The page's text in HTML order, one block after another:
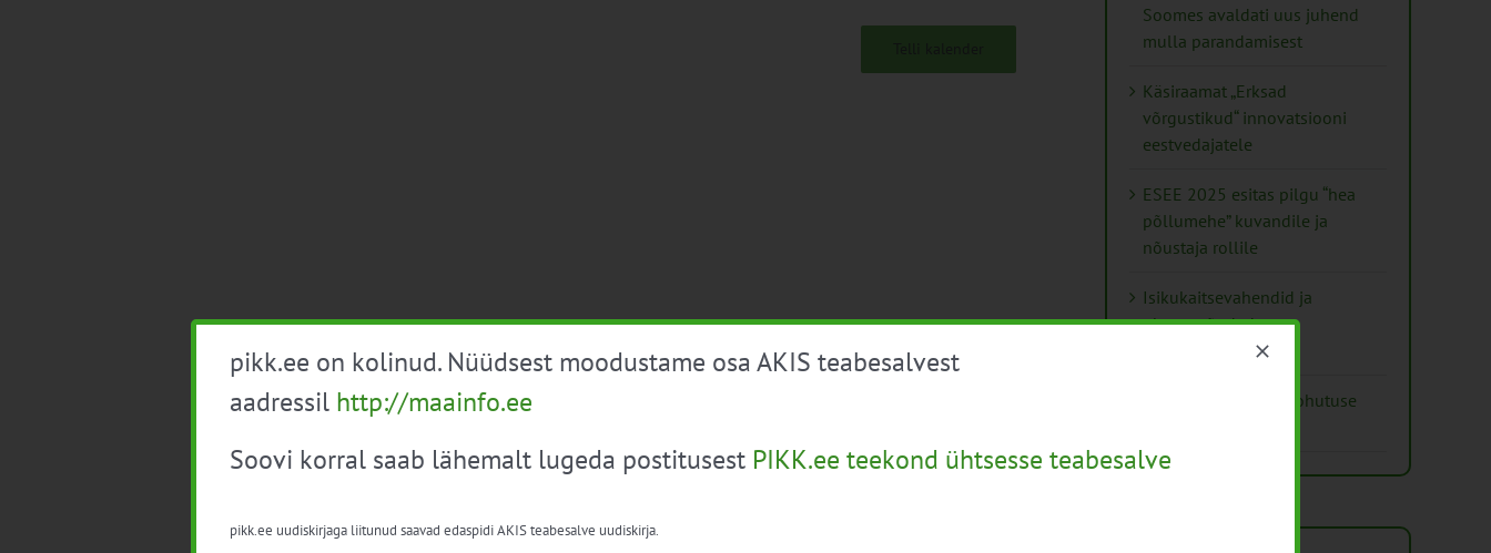
Soomes avaldati uus juhend
mulla parandamisest
Käsiraamat „Erksad
võrgustikud“ innovatsiooni
eestvedajatele
ESEE 2025 esitas pilgu “hea
põllumehe” kuvandile ja
nõustaja rollile
Isikukaitsevahendid ja
ohutusnõuded
taimekaitsetöödel
Mida näitavad toiduohutuse
pikk.ee on kolinud. Nüüdsest moodustame osa AKIS teabesalvest
aadressil http://maainfo.ee
Soovi korral saab lähemalt lugeda postitusest PIKK.ee teekond ühtsesse teabesalve
pikk.ee uudiskirjaga liitunud saavad edaspidi AKIS teabesalve uudiskirja.